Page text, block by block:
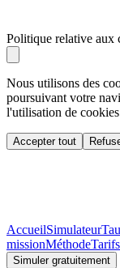
Politique relative aux
Nous utilisons des
poursuivant votre
l'utilisation de
Accepter tout
AccueilSimulateur
missionMéthodeTarifs
Simuler gratuitement